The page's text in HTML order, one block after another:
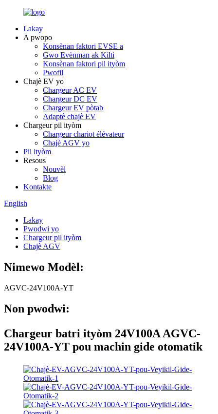
Lakay
A pwopo
Konsènan faktori EVSE a
Gwo Evènman ak Kilti
Konsènan faktori pil ityòm
Pwofil
Chajè EV yo
Chargeur AC EV
Chargeur DC EV
Chargeur EV pòtab
Adaptè chajè EV
Chargeur pil ityòm
Chargeur chariot élévateur
Chajè AGV yo
Pil ityòm
Resous
Nouvèl
Blog
Kontakte
English
Lakay
Pwodwi yo
Chargeur pil ityòm
Chajè AGV
Nimewo Modèl:
AGVC-24V100A-YT
Non pwodwi:
Chargeur batri ityòm 24V100A AGVC-
24V100A-YT pou machin gide otomatik